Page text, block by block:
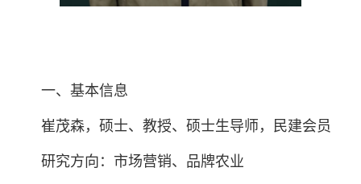
一、基本信息
崔茂森，硕士、教授、硕士生导师，民建会员
研究方向：市场营销、品牌农业